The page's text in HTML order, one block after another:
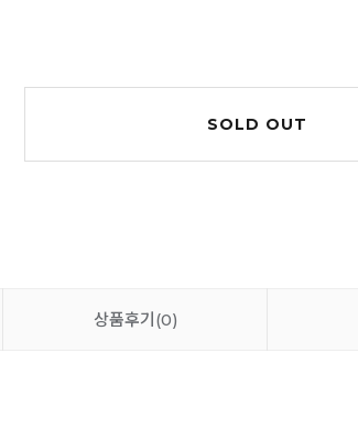
SOLD OUT
상품후기(0)